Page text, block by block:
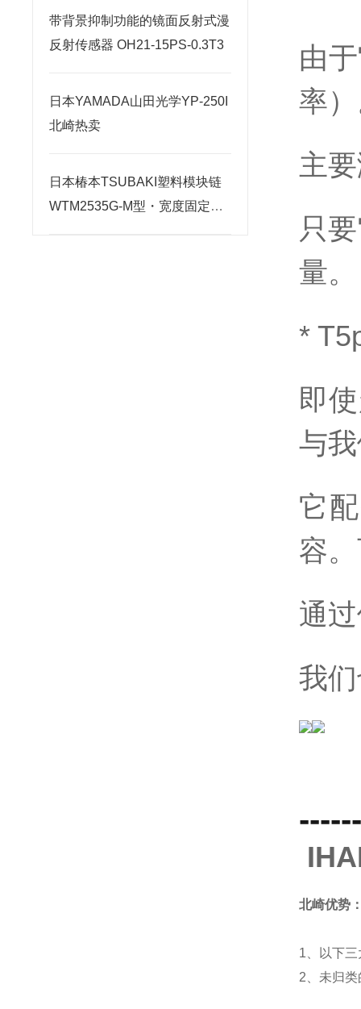
带背景抑制功能的镜面反射式漫
反射传感器 OH21-15PS-0.3T3
日本YAMADA山田光学YP-250I
北崎热卖
日本椿本TSUBAKI塑料模块链
WTM2535G-M型・宽度固定类
由
率
主
只
量。
*
即
与
它
容。
通
我
北崎优势
1、以下
2、未归